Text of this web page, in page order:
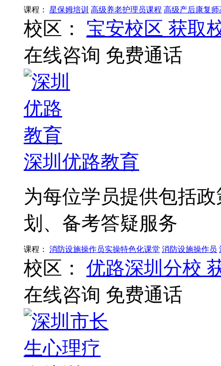
课程： 星保姆培训 高级养老护理员课程 高级产后康复师
校区： 宝安校区 获取
在线咨询 免费通话
深圳优路教育
为每位学员提供包括
划、备考答疑服务
课程： 消防设施操作员实操特色化课堂 消防设施操作员
校区： 优路深圳分校
在线咨询 免费通话